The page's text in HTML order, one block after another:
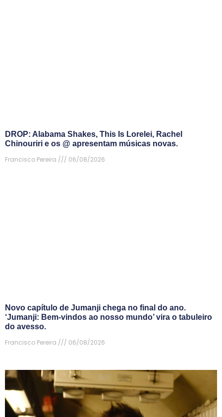
DROP: Alabama Shakes, This Is Lorelei, Rachel
Chinouriri e os @ apresentam músicas novas.
Francisco Pereira
06/08/2026
Novo capítulo de Jumanji chega no final do ano.
‘Jumanji: Bem-vindos ao nosso mundo’ vira o tabuleiro
do avesso.
Francisco Pereira
06/08/2026